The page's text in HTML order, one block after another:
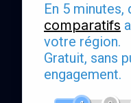
En 5 minutes,
comparatifs
votre région.
Gratuit, sans
engagement.